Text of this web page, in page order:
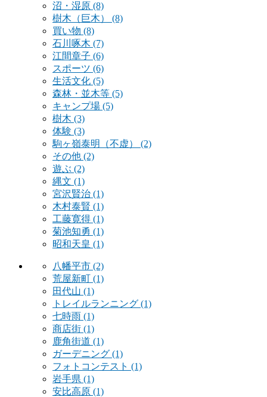
沼・湿原 (8)
樹木（巨木） (8)
買い物 (8)
石川啄木 (7)
江間章子 (6)
スポーツ (6)
生活文化 (5)
森林・並木等 (5)
キャンプ場 (5)
樹木 (3)
体験 (3)
駒ヶ嶺泰明（不虚） (2)
その他 (2)
遊ぶ (2)
縄文 (1)
宮沢賢治 (1)
木村泰賢 (1)
工藤寛得 (1)
菊池知勇 (1)
昭和天皇 (1)
八幡平市 (2)
荒屋新町 (1)
田代山 (1)
トレイルランニング (1)
七時雨 (1)
商店街 (1)
鹿角街道 (1)
ガーデニング (1)
フォトコンテスト (1)
岩手県 (1)
安比高原 (1)